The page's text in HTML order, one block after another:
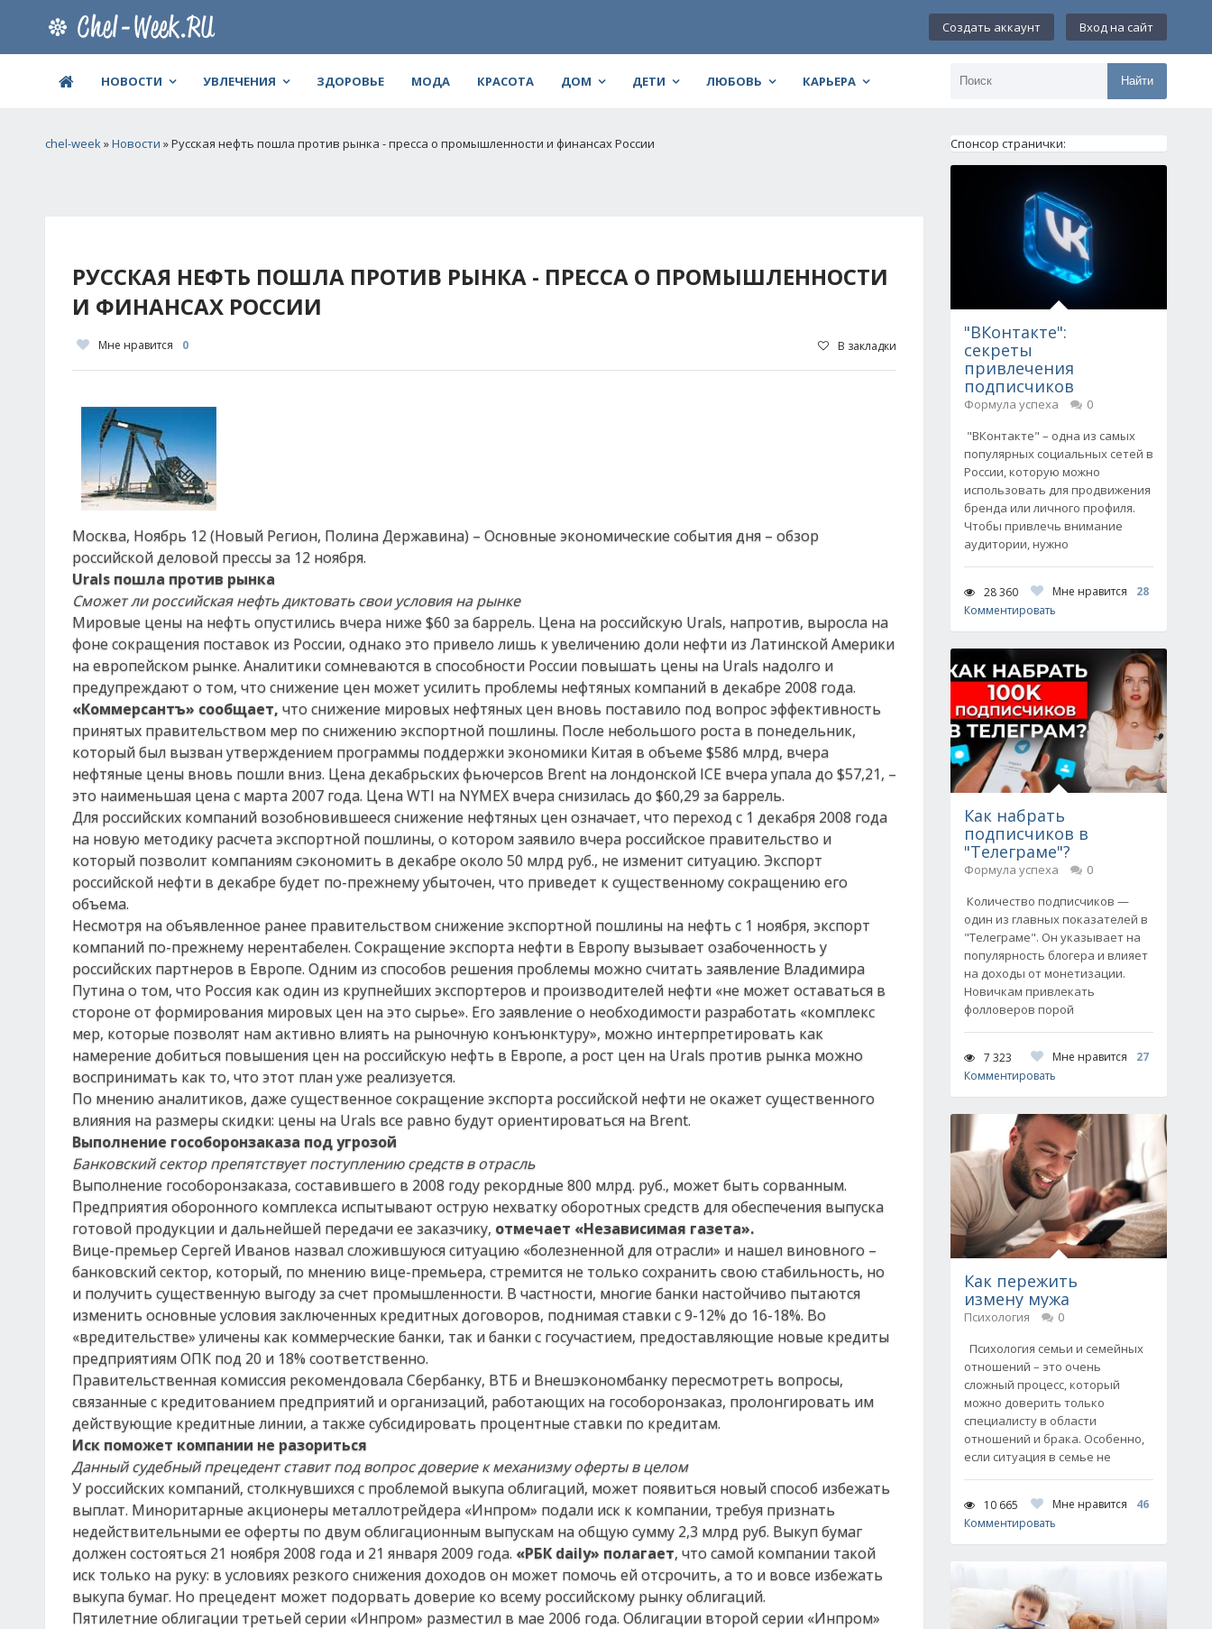
Создать аккаунт Вход на сайт
НОВОСТИ УВЛЕЧЕНИЯ ЗДОРОВЬЕ МОДА КРАСОТА ДОМ ДЕТИ ЛЮБОВЬ КАРЬЕРА Найти
chel-week»Новости » Русская нефть пошла против рынка - пресса о промышленности и финансах России
РУССКАЯ НЕФТЬ ПОШЛА ПРОТИВ РЫНКА - ПРЕССА О ПРОМЫШЛЕННОСТИ
И ФИНАНСАХ РОССИИ
Мне нравится 0 В закладки
Москва, Ноябрь 12 (Новый Регион, Полина Державина) – Основные экономические события дня – обзор
российской деловой прессы за 12 ноября.
Urals пошла против рынка
Сможет ли российская нефть диктовать свои условия на рынке
Мировые цены на нефть опустились вчера ниже $60 за баррель. Цена на российскую Urals, напротив, выросла на
фоне сокращения поставок из России, однако это привело лишь к увеличению доли нефти из Латинской Америки
на европейском рынке. Аналитики сомневаются в способности России повышать цены на Urals надолго и
предупреждают о том, что снижение цен может усилить проблемы нефтяных компаний в декабре 2008 года.
«Коммерсантъ» сообщает, что снижение мировых нефтяных цен вновь поставило под вопрос эффективность
принятых правительством мер по снижению экспортной пошлины. После небольшого роста в понедельник,
который был вызван утверждением программы поддержки экономики Китая в объеме $586 млрд, вчера
нефтяные цены вновь пошли вниз. Цена декабрьских фьючерсов Brent на лондонской ICE вчера упала до $57,21, –
это наименьшая цена с марта 2007 года. Цена WTI на NYMEX вчера снизилась до $60,29 за баррель.
Для российских компаний возобновившееся снижение нефтяных цен означает, что переход с 1 декабря 2008 года
на новую методику расчета экспортной пошлины, о котором заявило вчера российское правительство и
который позволит компаниям сэкономить в декабре около 50 млрд руб., не изменит ситуацию. Экспорт
российской нефти в декабре будет по-прежнему убыточен, что приведет к существенному сокращению его
объема.
Несмотря на объявленное ранее правительством снижение экспортной пошлины на нефть с 1 ноября, экспорт
компаний по-прежнему нерентабелен. Сокращение экспорта нефти в Европу вызывает озабоченность у
российских партнеров в Европе. Одним из способов решения проблемы можно считать заявление Владимира
Путина о том, что Россия как один из крупнейших экспортеров и производителей нефти «не может оставаться в
стороне от формирования мировых цен на это сырье». Его заявление о необходимости разработать «комплекс
мер, которые позволят нам активно влиять на рыночную конъюнктуру», можно интерпретировать как
намерение добиться повышения цен на российскую нефть в Европе, а рост цен на Urals против рынка можно
воспринимать как то, что этот план уже реализуется.
По мнению аналитиков, даже существенное сокращение экспорта российской нефти не окажет существенного
влияния на размеры скидки: цены на Urals все равно будут ориентироваться на Brent.
Выполнение гособоронзаказа под угрозой
Банковский сектор препятствует поступлению средств в отрасль
Выполнение гособоронзаказа, составившего в 2008 году рекордные 800 млрд. руб., может быть сорванным.
Предприятия оборонного комплекса испытывают острую нехватку оборотных средств для обеспечения выпуска
готовой продукции и дальнейшей передачи ее заказчику, отмечает «Независимая газета».
Вице-премьер Сергей Иванов назвал сложившуюся ситуацию «болезненной для отрасли» и нашел виновного –
банковский сектор, который, по мнению вице-премьера, стремится не только сохранить свою стабильность, но
и получить существенную выгоду за счет промышленности. В частности, многие банки настойчиво пытаются
изменить основные условия заключенных кредитных договоров, поднимая ставки с 9-12% до 16-18%. Во
«вредительстве» уличены как коммерческие банки, так и банки с госучастием, предоставляющие новые кредиты
предприятиям ОПК под 20 и 18% соответственно.
Правительственная комиссия рекомендовала Сбербанку, ВТБ и Внешэкономбанку пересмотреть вопросы,
связанные с кредитованием предприятий и организаций, работающих на гособоронзаказ, пролонгировать им
действующие кредитные линии, а также субсидировать процентные ставки по кредитам.
Иск поможет компании не разориться
Данный судебный прецедент ставит под вопрос доверие к механизму оферты в целом
У российских компаний, столкнувшихся с проблемой выкупа облигаций, может появиться новый способ избежать
выплат. Миноритарные акционеры металлотрейдера «Инпром» подали иск к компании, требуя признать
недействительными ее оферты по двум облигационным выпускам на общую сумму 2,3 млрд руб. Выкуп бумаг
должен состояться 21 ноября 2008 года и 21 января 2009 года. «РБК daily» полагает, что самой компании такой
иск только на руку: в условиях резкого снижения доходов он может помочь ей отсрочить, а то и вовсе избежать
выкупа бумаг. Но прецедент может подорвать доверие ко всему российскому рынку облигаций.
Пятилетние облигации третьей серии «Инпром» разместил в мае 2006 года. Облигации второй серии «Инпром»
Спонсор странички:
"ВКонтакте":
секреты
привлечения
подписчиков
Формула успеха
0
"ВКонтакте" – одна из самых
популярных социальных сетей в
России, которую можно
использовать для продвижения
бренда или личного профиля.
Чтобы привлечь внимание
аудитории, нужно
28 360 Мне нравится
28
Комментировать
Как набрать
подписчиков в
"Телеграме"?
Формула успеха
0
Количество подписчиков —
один из главных показателей в
"Телеграме". Он указывает на
популярность блогера и влияет
на доходы от монетизации.
Новичкам привлекать
фолловеров порой
7 323 Мне нравится
27
Комментировать
Как пережить
измену мужа
Психология
0
Психология семьи и семейных
отношений – это очень
сложный процесс, который
можно доверить только
специалисту в области
отношений и брака. Особенно,
если ситуация в семье не
10 665 Мне нравится
46
Комментировать